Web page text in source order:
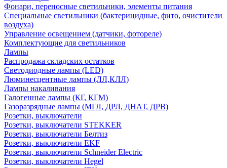
Фонари, переносные светильники, элементы питания
Специальные светильники (бактерицидные, фито, очистители
воздуха)
Управление освещением (датчики, фотореле)
Комплектующие для светильников
Лампы
Распродажа складских остатков
Светодиодные лампы (LED)
Люминесцентные лампы (ЛЛ,КЛЛ)
Лампы накаливания
Галогенные лампы (КГ, КГМ)
Газоразрядные лампы (МГЛ, ДРЛ, ДНАТ, ДРВ)
Розетки, выключатели
Розетки, выключатели STEKKER
Розетки, выключатели Белтиз
Розетки, выключатели EKF
Розетки, выключатели Schneider Electric
Розетки, выключатели Hegel